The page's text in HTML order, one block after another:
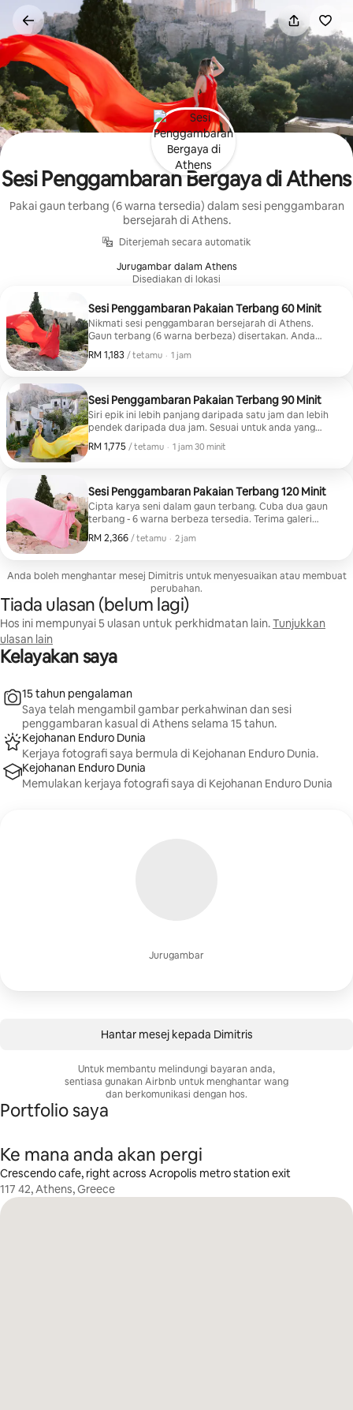
kandungan
Sesi Penggambaran Bergaya di Athens
Pakai gaun terbang (6 warna tersedia) dalam sesi penggambaran
bersejarah di Athens.
Diterjemah secara automatik
Jurugambar dalam Athens
Disediakan di lokasi
Sesi Penggambaran Pakaian Terbang 60 Minit
Nikmati sesi penggambaran bersejarah di Athens.
Gaun terbang (6 warna berbeza) disertakan. Anda
akan menerima galeri dalam talian dengan 25 imej.
RM 1,183 / tetamu
RM 1,183, setiap tetamu
, · 1 jam
Sesi Penggambaran Pakaian Terbang 90 Minit
Siri epik ini lebih panjang daripada satu jam dan lebih
pendek daripada dua jam. Sesuai untuk anda yang
ingin meluangkan masa untuk mencuba gaun terbang
(6 warna berbeza tersedia). Anda akan menerima
RM 1,775 / tetamu
RM 1,775, setiap tetamu
, · 1 jam 30 minit
Sesi Penggambaran Pakaian Terbang 120 Minit
Cipta karya seni dalam gaun terbang. Cuba dua gaun
terbang - 6 warna berbeza tersedia. Terima galeri
dalam talian dengan semua imej.
RM 2,366 / tetamu
RM 2,366, setiap tetamu
, · 2 jam
Anda boleh menghantar mesej Dimitris untuk menyesuaikan atau membuat
perubahan.
Tiada ulasan (belum lagi)
Hos ini mempunyai 5 ulasan untuk perkhidmatan lain.Tunjukkan
ulasan lain
Kelayakan saya
Jurugambar
15 tahun pengalaman
Saya telah mengambil gambar perkahwinan dan sesi
penggambaran kasual di Athens selama 15 tahun.
Kejohanan Enduro Dunia
Kerjaya fotografi saya bermula di Kejohanan Enduro Dunia.
Kejohanan Enduro Dunia
Memulakan kerjaya fotografi saya di Kejohanan Enduro Dunia
Hantar mesej kepada Dimitris
Untuk membantu melindungi bayaran anda,
sentiasa gunakan Airbnb untuk menghantar wang
dan berkomunikasi dengan hos.
Portfolio saya
Ke mana anda akan pergi
Crescendo cafe, right across Acropolis metro station exit
117 42, Athens, Greece